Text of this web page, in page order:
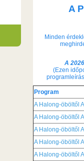
A
Minden
A
(Ezen
Program
A Halong-öböltől
A Halong-öböltől
A Halong-öböltől
A Halong-öböltől
A Halong-öböltől